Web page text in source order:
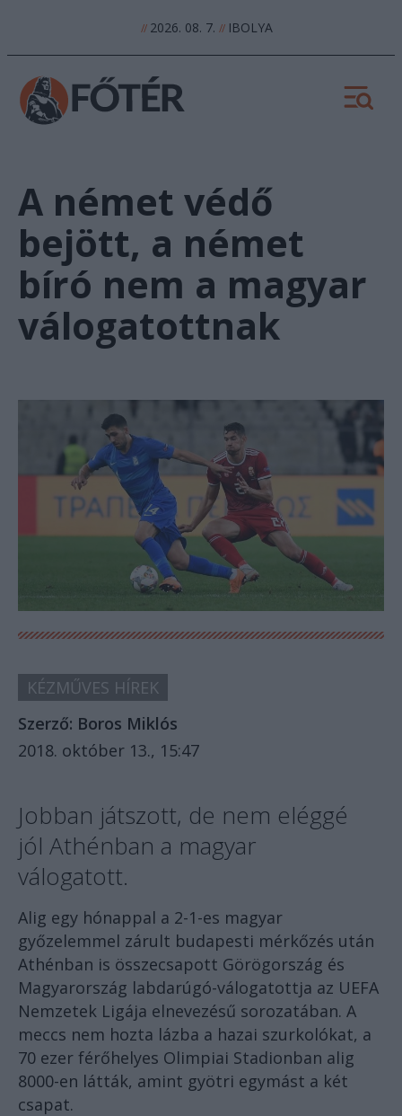
//2026. 08. 7. //IBOLYA
A német védő
bejött, a német
bíró nem a magyar
válogatottnak
KÉZMŰVES HÍREK
Szerző: Boros Miklós
2018. október 13., 15:47
Jobban játszott, de nem eléggé
jól Athénban a magyar
válogatott.
Alig egy hónappal a 2-1-es magyar
győzelemmel zárult budapesti mérkőzés után
Athénban is összecsapott Görögország és
Magyarország labdarúgó-válogatottja az UEFA
Nemzetek Ligája elnevezésű sorozatában. A
meccs nem hozta lázba a hazai szurkolókat, a
70 ezer férőhelyes Olimpiai Stadionban alig
8000-en látták, amint gyötri egymást a két
csapat.